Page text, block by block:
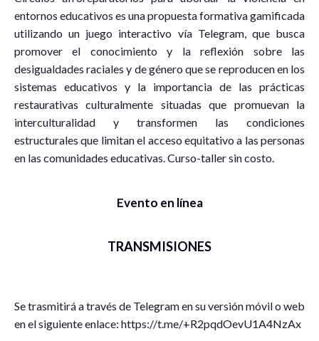
entornos educativos es una propuesta formativa gamificada
utilizando un juego interactivo vía Telegram, que busca
promover el conocimiento y la reflexión sobre las
desigualdades raciales y de género que se reproducen en los
sistemas educativos y la importancia de las prácticas
restaurativas culturalmente situadas que promuevan la
interculturalidad y transformen las condiciones
estructurales que limitan el acceso equitativo a las personas
en las comunidades educativas. Curso-taller sin costo.
Evento en línea
TRANSMISIONES
Se trasmitirá a través de Telegram en su versión móvil o web
en el siguiente enlace: https://t.me/+R2pqdOevU1A4NzAx